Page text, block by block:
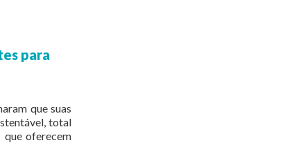
para
que suas
total
que oferecem